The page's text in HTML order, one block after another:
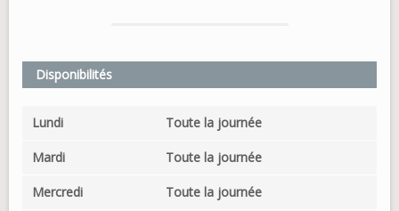
Disponibilités
Lundi Toute la journée
Mardi Toute la journée
Mercredi Toute la journée